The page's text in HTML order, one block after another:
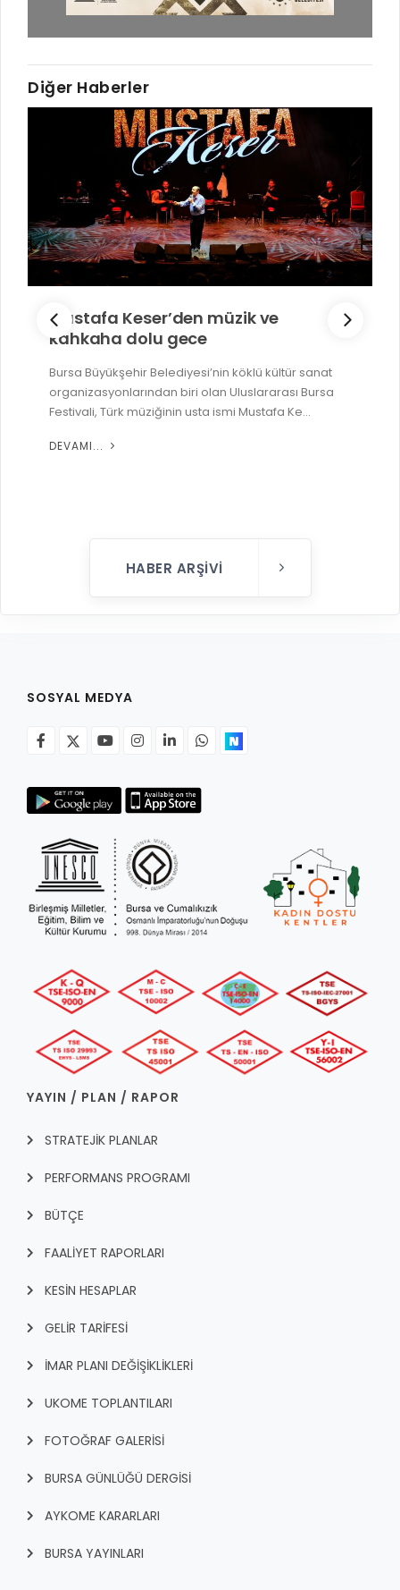
Diğer Haberler
Mustafa Keser’den müzik ve
kahkaha dolu gece
Bursa Büyükşehir Belediyesi’nin köklü kültür sanat
organizasyonlarından biri olan Uluslararası Bursa
Festivali, Türk müziğinin usta ismi Mustafa Ke...
DEVAMI...
HABER ARŞIVI
SOSYAL MEDYA
YAYIN / PLAN / RAPOR
STRATEJİK PLANLAR
PERFORMANS PROGRAMI
BÜTÇE
FAALİYET RAPORLARI
KESİN HESAPLAR
GELİR TARİFESİ
İMAR PLANI DEĞİŞİKLİKLERİ
UKOME TOPLANTILARI
FOTOĞRAF GALERİSİ
BURSA GÜNLÜĞÜ DERGİSİ
AYKOME KARARLARI
BURSA YAYINLARI